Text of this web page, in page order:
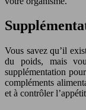
Vous savez qu’il
du poids, mais
supplémentation
compléments
et à contrôler